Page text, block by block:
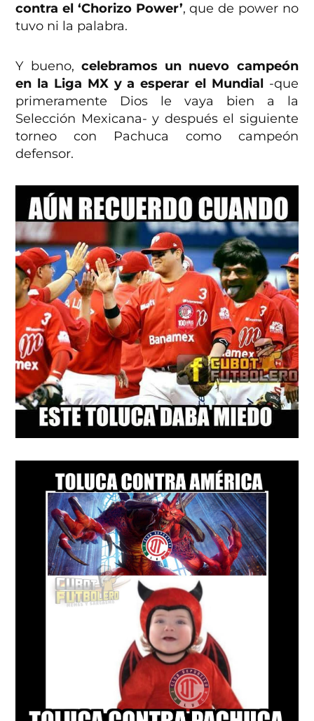
contra el ‘Chorizo Power’, que de power no
tuvo ni la palabra.
Y bueno, celebramos un nuevo campeón
en la Liga MX y a esperar el Mundial-que
primeramente Dios le vaya bien a la
Selección Mexicana- y después el siguiente
torneo con Pachuca como campeón
defensor.